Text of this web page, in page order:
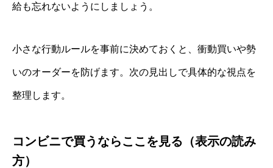
給も忘れないようにしましょう。
小さな行動ルールを事前に決めておくと、衝動買いや勢
いのオーダーを防げます。次の見出しで具体的な視点を
整理します。
コンビニで買うならここを見る（表示の読み
方）